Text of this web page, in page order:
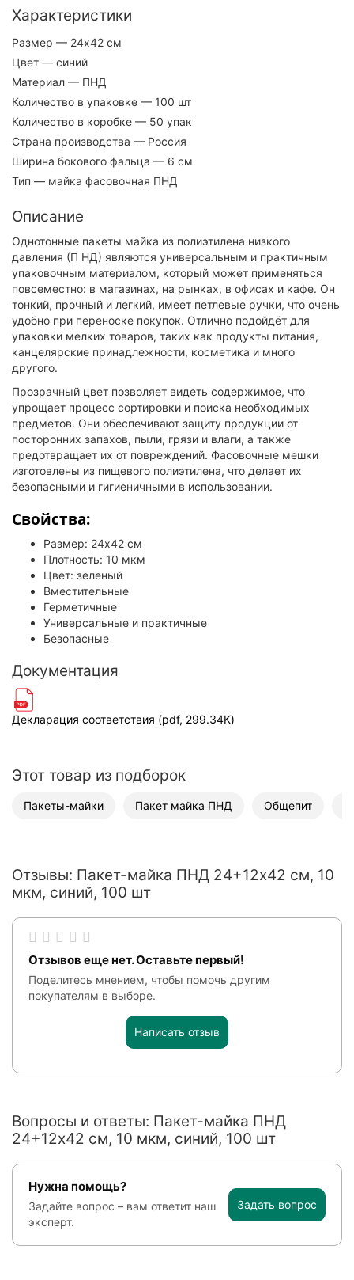
Характеристики
Размер — 24х42 см
Цвет — синий
Материал — ПНД
Количество в упаковке — 100 шт
Количество в коробке — 50 упак
Страна производства — Россия
Ширина бокового фальца — 6 см
Тип — майка фасовочная ПНД
Описание
Однотонные пакеты майка из полиэтилена низкого
давления (П НД) являются универсальным и практичным
упаковочным материалом, который может применяться
повсеместно: в магазинах, на рынках, в офисах и кафе. Он
тонкий, прочный и легкий, имеет петлевые ручки, что очень
удобно при переноске покупок. Отлично подойдёт для
упаковки мелких товаров, таких как продукты питания,
канцелярские принадлежности, косметика и много
другого.
Прозрачный цвет позволяет видеть содержимое, что
упрощает процесс сортировки и поиска необходимых
предметов. Они обеспечивают защиту продукции от
посторонних запахов, пыли, грязи и влаги, а также
предотвращает их от повреждений. Фасовочные мешки
изготовлены из пищевого полиэтилена, что делает их
безопасными и гигиеничными в использовании.
Свойства:
Размер: 24x42 см
Плотность: 10 мкм
Цвет: зеленый
Вместительные
Герметичные
Универсальные и практичные
Безопасные
Документация
Декларация соответствия (pdf, 299.34K)
Этот товар из подборок
Пакеты-майки Пакет майка ПНД Общепит
Отзывы: Пакет-майка ПНД 24+12х42 см, 10
мкм, синий, 100 шт
Отзывов еще нет. Оставьте первый!
Поделитесь мнением, чтобы помочь другим
покупателям в выборе.
Написать отзыв
Вопросы и ответы: Пакет-майка ПНД
24+12х42 см, 10 мкм, синий, 100 шт
Нужна помощь?
Задайте вопрос – вам ответит наш
эксперт.
Задать вопрос